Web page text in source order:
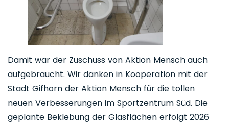
Damit war der Zuschuss von Aktion Mensch auch
aufgebraucht. Wir danken in Kooperation mit der
Stadt Gifhorn der Aktion Mensch für die tollen
neuen Verbesserungen im Sportzentrum Süd. Die
geplante Beklebung der Glasflächen erfolgt 2026